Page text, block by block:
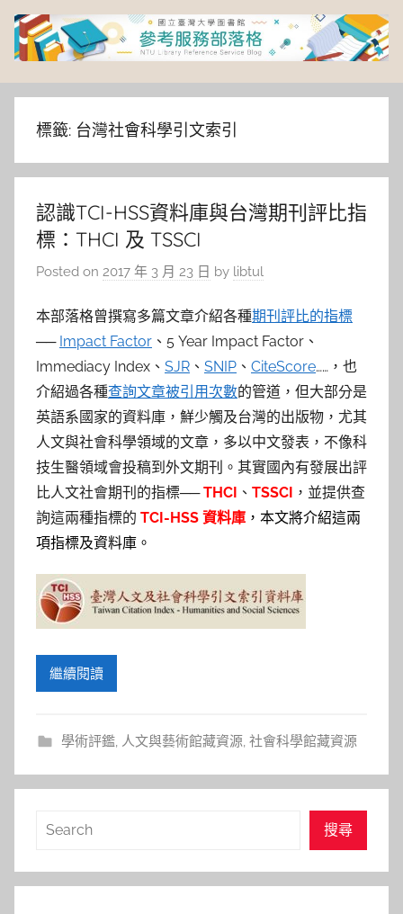
Skip
content
臺
灣
大
學
圖
書
館
參
考
服
務
部
落
標籤: 台灣社會科學引文索引
認識TCI-HSS資料庫與台灣期刊評比指
標：THCI 及 TSSCI
Posted on 2017 年 3 月 23 日 by libtul
本部落格曾撰寫多篇文章介紹各種期刊評比的指標
── Impact Factor 、5 Year Impact Factor、
Immediacy Index、 SJR 、 SNIP 、 CiteScore……，也
介紹過各種查詢文章被引用次數的管道，但大部分是
英語系國家的資料庫，鮮少觸及台灣的出版物，尤其
人文與社會科學領域的文章，多以中文發表，不像科
技生醫領域會投稿到外文期刊。其實國內有發展出評
比人文社會期刊的指標──THCI 、 TSSCI ，並提供查
詢這兩種指標的 TCI-HSS 資料庫 ，本文將介紹這兩
項指標及資料庫。
繼續閱讀
學術評鑑, 人文與藝術館藏資源, 社會科學館藏資源
搜
搜尋